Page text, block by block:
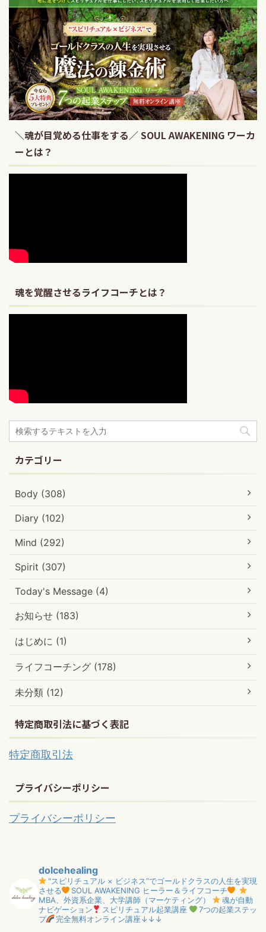
＼魂が目覚める仕事をする／ SOUL AWAKENING ワーカ
ーとは？
魂を覚醒させるライフコーチとは？
カテゴリー
Body (308)
Diary (102)
Mind (292)
Spirit (307)
Today's Message (4)
お知らせ (183)
はじめに (1)
ライフコーチング (178)
未分類 (12)
特定商取引法に基づく表記
特定商取引法
プライバシーポリシー
プライバシーポリシー
dolcehealing
"スピリチュアル × ビジネス”でゴールドクラスの人生を実現
させる
SOUL AWAKENING ヒーラー＆ライフコーチ
MBA、外資系企業、大学講師（マーケティング）
魂が自動
ナビゲーション
スピリチュアル起業講座
7つの起業ステッ
プ
完全無料オンライン講座↓↓↓